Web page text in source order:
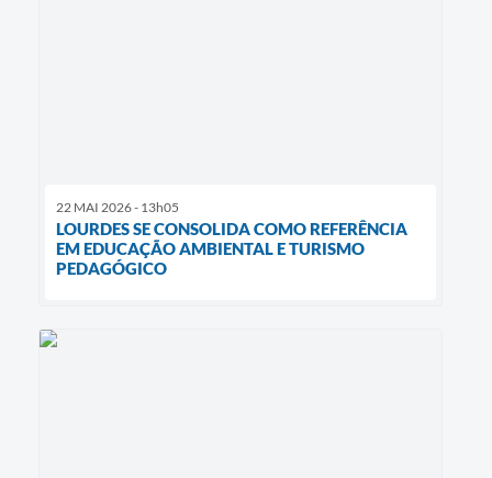
22 MAI 2026 - 13h05
LOURDES SE CONSOLIDA COMO REFERÊNCIA
EM EDUCAÇÃO AMBIENTAL E TURISMO
PEDAGÓGICO